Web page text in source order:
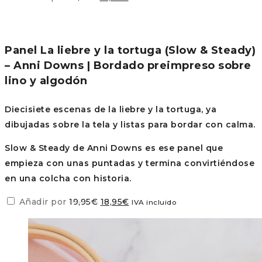
17,95€.17,05€.
Panel La liebre y la tortuga (Slow & Steady)
– Anni Downs | Bordado preimpreso sobre
lino y algodón
Diecisiete escenas de la liebre y la tortuga, ya
dibujadas sobre la tela y listas para bordar con calma.
Slow & Steady de Anni Downs es ese panel que
empieza con unas puntadas y termina convirtiéndose
en una colcha con historia.
Añadir por 19,95€ El
precio
18,95€El
precio
IVA incluido